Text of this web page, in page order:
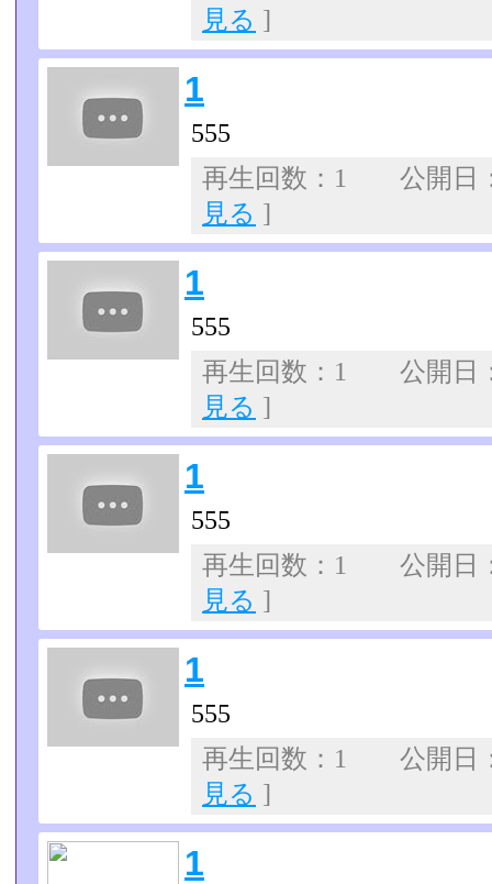
見る ]
1
555
再生回数：1 公開
見る ]
1
555
再生回数：1 公開
見る ]
1
555
再生回数：1 公開
見る ]
1
555
再生回数：1 公開
見る ]
1